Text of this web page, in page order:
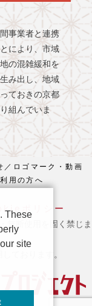
事業者と連携
により、市域
の混雑緩和を
み出し、地域
ておきの京都
組んでいま
／ロゴマーク・動画
用の方へ
ポリシー
無断使用を固く禁じま
ております。
These
site